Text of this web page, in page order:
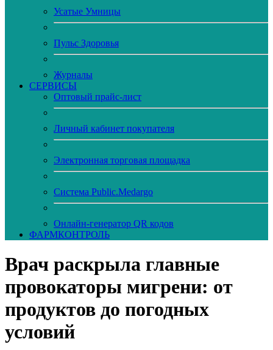
Усатые Умницы
Пульс Здоровья
Журналы
CЕРВИСЫ
Оптовый прайс-лист
Личный кабинет покупателя
Электронная торговая площадка
Система Public.Medargo
Онлайн-генератор QR кодов
ФАРМКОНТРОЛЬ
Врач раскрыла главные
провокаторы мигрени: от
продуктов до погодных
условий